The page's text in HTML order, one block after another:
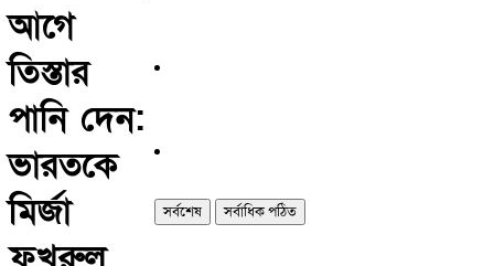
আগে
তিস্তার
পানি দেন:
ভারতকে
মির্জা
সর্বশেষ সর্বাধিক পঠিত